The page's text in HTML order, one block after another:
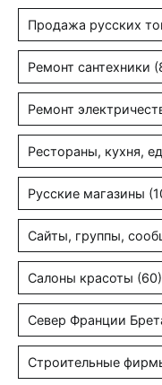
Продажа русских
Ремонт сантехники
Ремонт
Рестораны, кухня,
Русские магазины
Сайты, группы,
Салоны красоты (60)
Север Франции
Строительные